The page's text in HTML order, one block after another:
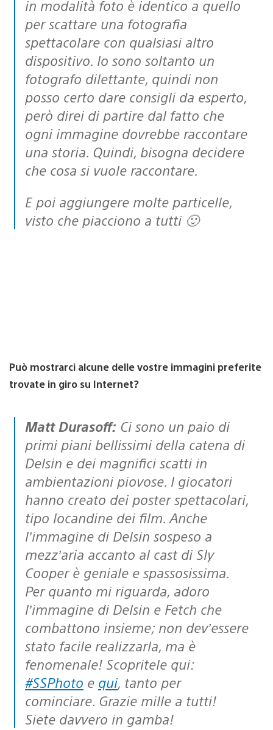
in modalità foto è identico a quello
per scattare una fotografia
spettacolare con qualsiasi altro
dispositivo. Io sono soltanto un
fotografo dilettante, quindi non
posso certo dare consigli da esperto,
però direi di partire dal fatto che
ogni immagine dovrebbe raccontare
una storia. Quindi, bisogna decidere
che cosa si vuole raccontare.
E poi aggiungere molte particelle,
visto che piacciono a tutti 🙂
Può mostrarci alcune delle vostre immagini preferite
trovate in giro su Internet?
Matt Durasoff: Ci sono un paio di
primi piani bellissimi della catena di
Delsin e dei magnifici scatti in
ambientazioni piovose. I giocatori
hanno creato dei poster spettacolari,
tipo locandine dei film. Anche
l’immagine di Delsin sospeso a
mezz’aria accanto al cast di Sly
Cooper è geniale e spassosissima.
Per quanto mi riguarda, adoro
l’immagine di Delsin e Fetch che
combattono insieme; non dev’essere
stato facile realizzarla, ma è
fenomenale! Scopritele qui:
#SSPhoto e qui, tanto per
cominciare. Grazie mille a tutti!
Siete davvero in gamba!